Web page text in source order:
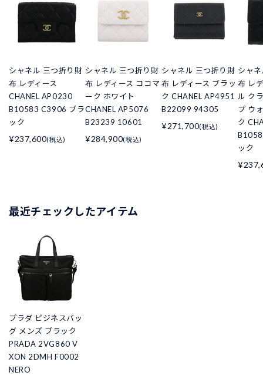
シャネル 三つ折り財
布 レディース
CHANEL AP0230
B10583 C3906 ブラ
ック
¥237,600(税込)
シャネル 三つ折り財
布 レディース ココマ
ーク ホワイト
CHANEL AP5076
B23239 10601
¥284,900(税込)
シャネル 三つ折り財
布 レディース ブラッ
ク CHANEL AP4951
B22099 94305
¥271,700(税込)
シャ
布 レ
ル ク
プ ウ
ク
ック
最近チェックしたアイテム
プラダ ビジネスバッ
グ メンズ ブラック
PRADA 2VG860 V
XON 2DMH F0002
NERO